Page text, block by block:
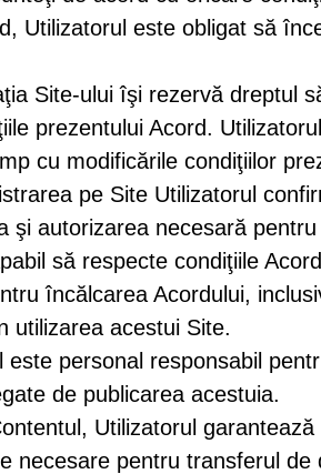
Utilizatorul este obligat să
Site-ului îşi rezervă dreptul
prezentului Acord.
cu modificările condiţiilor
pe Site Utilizatorul
şi autorizarea necesară
să respecte condiţiile
încălcarea Acordului,
utilizarea acestui Site.
este personal responsabil
de publicarea acestuia.
Utilizatorul
necesare pentru transferul de